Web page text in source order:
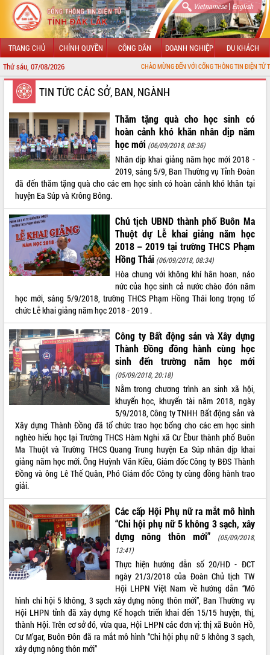
Vietnamese| English
TRANG CHỦ CHÍNH QUYỀN CÔNG DÂN DOANH NGHIỆP DU KHÁCH
Thứ sáu, 07/08/2026 CHÀO MỪNG ĐẾN VỚI CỔNG THÔNG TIN ĐIỆN TỬ TỈNH ĐẮK LẮK
GIỚI THIỆU
LÃNH ĐẠO UBND TỈNH
TIN TỨC SỰ KIỆN
SỞ, BAN, NGÀNH
UBND CÁC XÃ, PHƯỜNG
THÔNG TIN CHỈ ĐẠO ĐIỀU HÀNH
HỆ THỐNG VĂN BẢN
VĂN BẢN HĐND TỈNH
QUY HOẠCH - KẾ HOẠCH
VIDEO
Không có file video nào để phát.
ALBUM ẢNH
TIN TỨC CÁC SỞ, BAN, NGÀNH
Thăm tặng quà cho học sinh có
hoàn cảnh khó khăn nhân dịp năm
học mới (06/09/2018, 08:36)
Nhân dịp khai giảng năm học mới 2018 -
2019, sáng 5/9, Ban Thường vụ Tỉnh Đoàn
đã đến thăm tặng quà cho các em học sinh có hoàn cảnh khó khăn tại
huyện Ea Súp và Krông Bông.
Chủ tịch UBND thành phố Buôn Ma
Thuột dự Lễ khai giảng năm học
2018 – 2019 tại trường THCS Phạm
Hồng Thái (06/09/2018, 08:34)
Hòa chung với không khí hân hoan, náo
nức của học sinh cả nước chào đón năm
học mới, sáng 5/9/2018, trường THCS Phạm Hồng Thái long trọng tổ
chức Lễ khai giảng năm học 2018 - 2019 .
Công ty Bất động sản và Xây dựng
Thành Đồng đồng hành cùng học
sinh đến trường năm học mới
(05/09/2018, 20:18)
Nằm trong chương trình an sinh xã hội,
khuyến học, khuyến tài năm 2018, ngày
5/9/2018, Công ty TNHH Bất động sản và
Xây dựng Thành Đồng đã tổ chức trao học bổng cho các em học sinh
nghèo hiếu học tại Trường THCS Hàm Nghi xã Cư Êbur thành phố Buôn
Ma Thuột và Trường THCS Quang Trung huyện Ea Súp nhân dịp khai
giảng năm học mới. Ông Huỳnh Văn Kiều, Giám đốc Công ty BĐS Thành
Đồng và ông Lê Thế Quân, Phó Giám đốc Công ty cùng đồng hành trao
giải.
Các cấp Hội Phụ nữ ra mắt mô hình
“Chi hội phụ nữ 5 không 3 sạch, xây
dựng nông thôn mới”
(05/09/2018,
13:41)
Thực hiện hướng dẫn số 20/HD - ĐCT
ngày 21/3/2018 của Đoàn Chủ tịch TW
Hội LHPN Việt Nam về hướng dẫn “Mô
hình chi hội 5 không, 3 sạch xây dựng nông thôn mới”, Ban Thường vụ
Hội LHPN tỉnh đã xây dựng Kế hoạch triển khai đến 15/15 huyện, thị,
thành Hội. Trên cơ sở đó, vừa qua, Hội LHPN các đơn vị: thị xã Buôn Hồ,
Cư M’gar, Buôn Đôn đã ra mắt mô hình “Chi hội phụ nữ 5 không 3 sạch,
xây dựng nông thôn mới”